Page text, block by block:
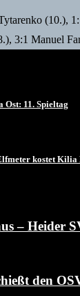
(10.),
3:1 Manuel
Ost: 11. Spieltag
kostet Kilia
– Heider
den